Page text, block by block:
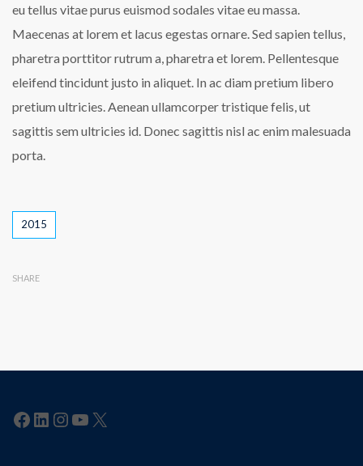
eu tellus vitae purus euismod sodales vitae eu massa.
Maecenas at lorem et lacus egestas ornare. Sed sapien tellus,
pharetra porttitor rutrum a, pharetra et lorem. Pellentesque
eleifend tincidunt justo in aliquet. In ac diam pretium libero
pretium ultricies. Aenean ullamcorper tristique felis, ut
sagittis sem ultricies id. Donec sagittis nisl ac enim malesuada
porta.
Tags
2015
SHARE
Facebook
LinkedIn
Instagram
YouTube
X